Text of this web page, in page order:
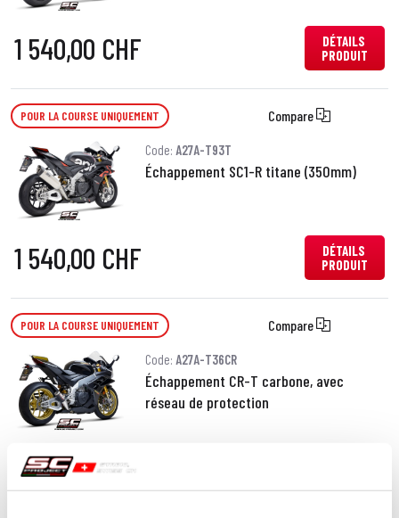
1 540,00 CHF
DÉTAILS
PRODUIT
POUR LA COURSE UNIQUEMENT Compare
Code: A27A-T93T
Échappement SC1-R titane (350mm)
1 540,00 CHF
DÉTAILS
PRODUIT
POUR LA COURSE UNIQUEMENT Compare
Code: A27A-T36CR
Échappement CR-T carbone, avec
réseau de protection
1 110,00 CHF